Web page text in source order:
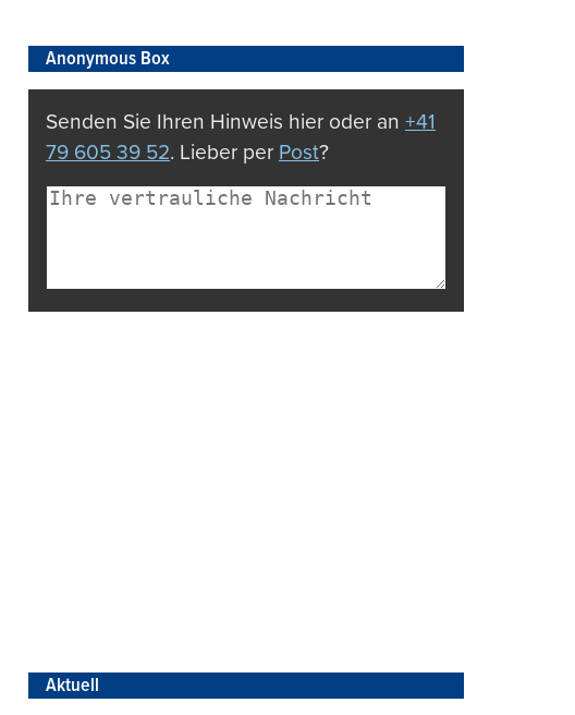
Anonymous Box
Senden Sie Ihren Hinweis hier oder an +41
79 605 39 52. Lieber per Post?
Aktuell